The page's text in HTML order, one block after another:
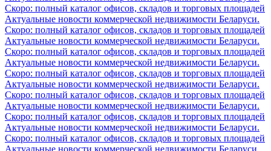
Скоро: полный каталог офисов, складов и торговых площадей
Актуальные новости коммерческой недвижимости Беларуси.
Скоро: полный каталог офисов, складов и торговых площадей
Актуальные новости коммерческой недвижимости Беларуси.
Скоро: полный каталог офисов, складов и торговых площадей
Актуальные новости коммерческой недвижимости Беларуси.
Скоро: полный каталог офисов, складов и торговых площадей
Актуальные новости коммерческой недвижимости Беларуси.
Скоро: полный каталог офисов, складов и торговых площадей
Актуальные новости коммерческой недвижимости Беларуси.
Скоро: полный каталог офисов, складов и торговых площадей
Актуальные новости коммерческой недвижимости Беларуси.
Скоро: полный каталог офисов, складов и торговых площадей
Актуальные новости коммерческой недвижимости Беларуси.